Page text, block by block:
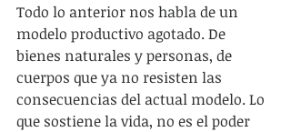
Todo lo anterior nos habla de un
modelo productivo agotado. De
bienes naturales y personas, de
cuerpos que ya no resisten las
consecuencias del actual modelo. Lo
que sostiene la vida, no es el poder